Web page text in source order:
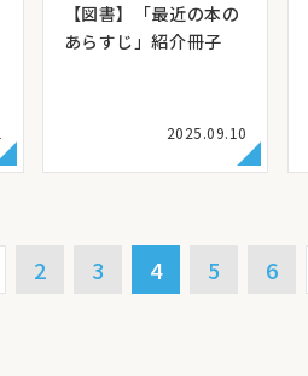
【図書】「最近の本の
あらすじ」紹介冊子
2025.09.10
2 3 4 5 6